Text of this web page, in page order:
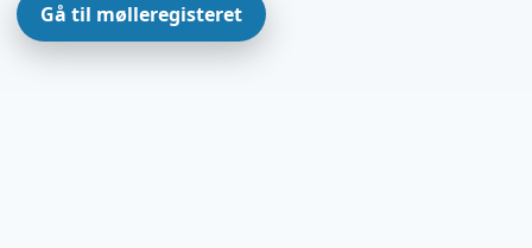
Gå til mølleregisteret